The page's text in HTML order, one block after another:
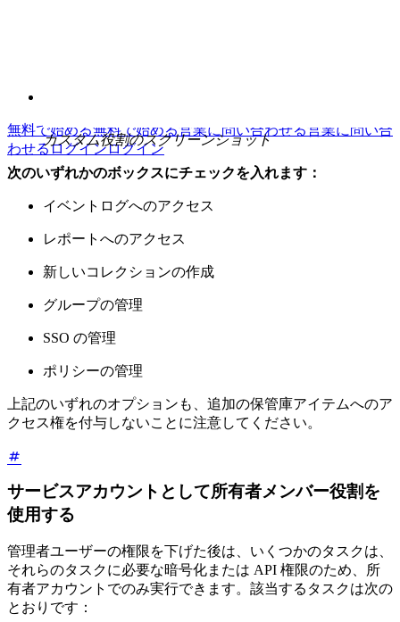
無料で始める無料で始める 営業に問い合わせる 営業に問い合
わせるログインログイン
カスタム役割のスクリーンショット
次のいずれかのボックスにチェックを入れます：
イベントログへのアクセス
レポートへのアクセス
新しいコレクションの作成
グループの管理
SSO の管理
ポリシーの管理
上記のいずれのオプションも、追加の保管庫アイテムへのア
クセス権を付与しないことに注意してください。
サービスアカウントとして所有者メンバー役割を
使用する
管理者ユーザーの権限を下げた後は、いくつかのタスクは、
それらのタスクに必要な暗号化または API 権限のため、所
有者アカウントでのみ実行できます。該当するタスクは次の
とおりです：